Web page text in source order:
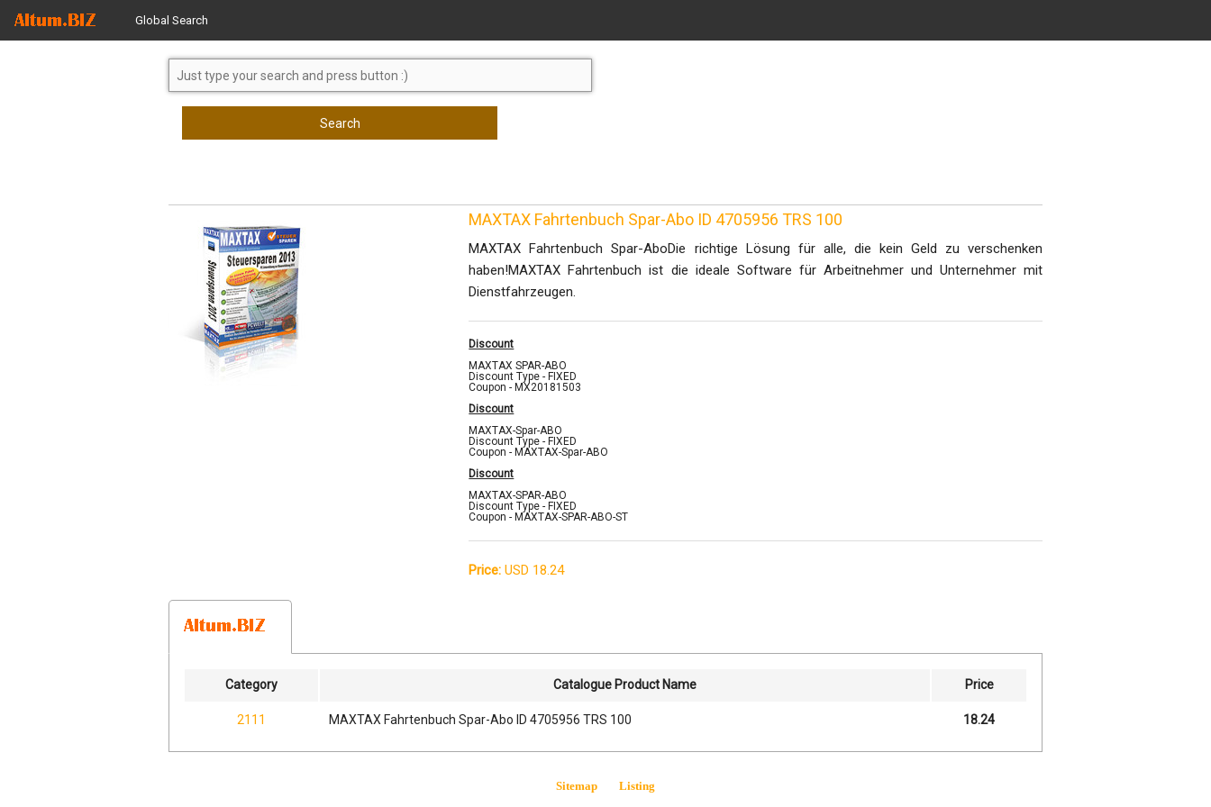
Global Search
Search
MAXTAX Fahrtenbuch Spar-Abo ID 4705956 TRS 100
MAXTAX Fahrtenbuch Spar-AboDie richtige Lösung für alle, die kein Geld zu verschenken
haben!MAXTAX Fahrtenbuch ist die ideale Software für Arbeitnehmer und Unternehmer mit
Dienstfahrzeugen.
Discount
MAXTAX SPAR-ABO
Discount Type - FIXED
Coupon - MX20181503
Discount
MAXTAX-Spar-ABO
Discount Type - FIXED
Coupon - MAXTAX-Spar-ABO
Discount
MAXTAX-SPAR-ABO
Discount Type - FIXED
Coupon - MAXTAX-SPAR-ABO-ST
Price: USD 18.24
Category Catalogue Product Name Price
2111 MAXTAX Fahrtenbuch Spar-Abo ID 4705956 TRS 100 18.24
Sitemap Listing